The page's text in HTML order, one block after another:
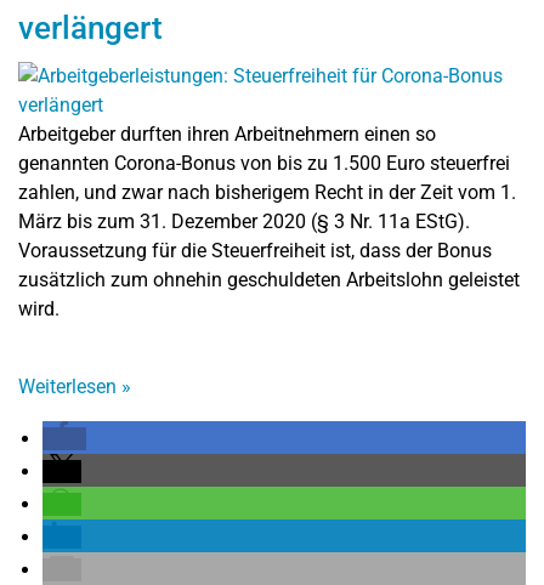
verlängert
Arbeitgeber durften ihren Arbeitnehmern einen so
genannten Corona-Bonus von bis zu 1.500 Euro steuerfrei
zahlen, und zwar nach bisherigem Recht in der Zeit vom 1.
März bis zum 31. Dezember 2020 (§ 3 Nr. 11a EStG).
Voraussetzung für die Steuerfreiheit ist, dass der Bonus
zusätzlich zum ohnehin geschuldeten Arbeitslohn geleistet
wird.
Weiterlesen »